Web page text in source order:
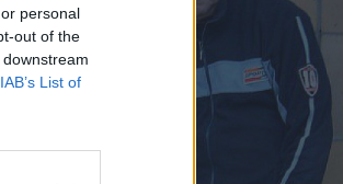
personal
out of the
IAB’s List of